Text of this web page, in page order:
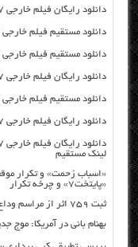
دانلود رایگان فیلم خارجی Eloise 2017 با لینک مستقیم
دانلود مستقیم فیلم خارجی Essex Heist 2017 از سرور سایت
دانلود مستقیم فیلم خارجی Get the Girl 2017 از سرور سایت
دانلود رایگان فیلم خارجی iBoy 2017 با لینک مستقیم
دانلود مستقیم فیلم خارجی Justice League Dark 2017 از سرور سایت
دانلود رایگان فیلم خارجی Split 2017 با لینک مستقیم
لینک مستقیم
«اسباب زحمت» و تکرار
«پایتخت۷» و چرخه تکرار
ثبت ۷۵۹ اثر از مراسم وداع و تشییع رهبر شهید انقلاب
بهنام بانی در آمریکا: موج